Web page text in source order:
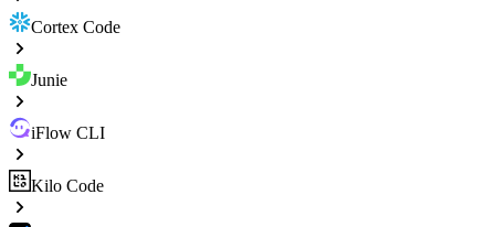
Cortex Code
Junie
iFlow CLI
Kilo Code